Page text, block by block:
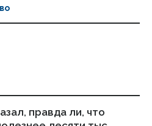
правда ли, что